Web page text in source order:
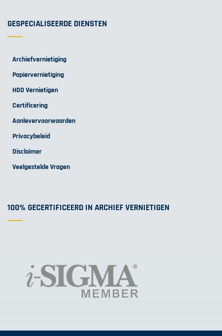
GESPECIALISEERDE DIENSTEN
Archiefvernietiging
Papiervernietiging
HDD Vernietigen
Certificering
Aanlevervoorwaarden
Privacybeleid
Disclaimer
Veelgestelde Vragen
100% GECERTIFICEERD IN ARCHIEF VERNIETIGEN